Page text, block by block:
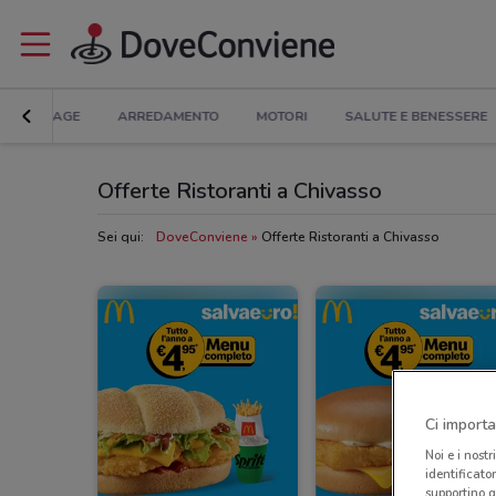
BRICOLAGE ARREDAMENTO MOTORI SALUTE E BENESSERE
Offerte Ristoranti a Chivasso
Sei qui: DoveConviene Offerte Ristoranti a Chivasso
Ci
Noi e i nostri